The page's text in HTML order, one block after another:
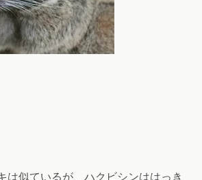
は似ているが、ハクビシンははっき